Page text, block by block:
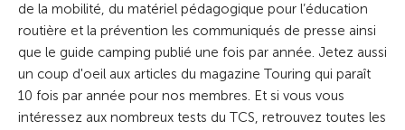
de la mobilité, du matériel pédagogique pour l’éducation
routière et la prévention les communiqués de presse ainsi
que le guide camping publié une fois par année. Jetez aussi
un coup d'oeil aux articles du magazine Touring qui paraît
10 fois par année pour nos membres. Et si vous vous
intéressez aux nombreux tests du TCS, retrouvez toutes les